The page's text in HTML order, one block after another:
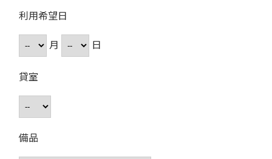
利用希望日
月
日
貸室
備品